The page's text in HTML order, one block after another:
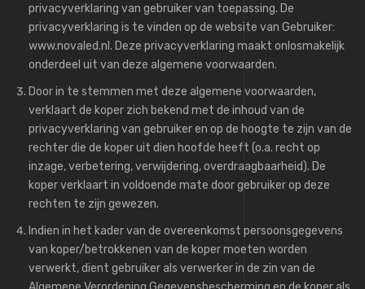
privacyverklaring van gebruiker van toepassing. De
privacyverklaring is te vinden op de website van Gebruiker:
www.novaled.nl. Deze privacyverklaring maakt onlosmakelijk
onderdeel uit van deze algemene voorwaarden.
Door in te stemmen met deze algemene voorwaarden,
verklaart de koper zich bekend met de inhoud van de
privacyverklaring van gebruiker en op de hoogte te zijn van de
rechter die de koper uit dien hoofde heeft (o.a. recht op
inzage, verbetering, verwijdering, overdraagbaarheid). De
koper verklaart in voldoende mate door gebruiker op deze
rechten te zijn gewezen.
Indien in het kader van de overeenkomst persoonsgegevens
van koper/betrokkenen van de koper moeten worden
verwerkt, dient gebruiker als verwerker in de zin van de